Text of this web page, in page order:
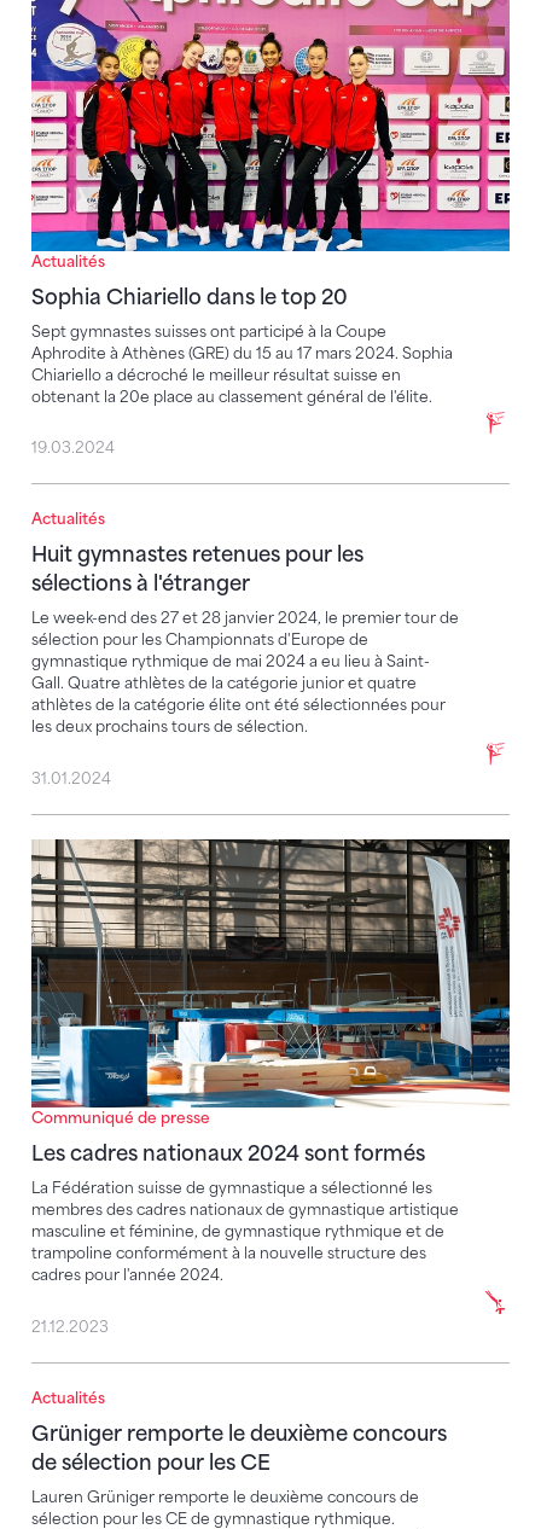
Actualités
Sophia Chiariello dans le top 20
Sept gymnastes suisses ont participé à la Coupe
Aphrodite à Athènes (GRE) du 15 au 17 mars 2024. Sophia
Chiariello a décroché le meilleur résultat suisse en
obtenant la 20e place au classement général de l'élite.
19.03.2024
Actualités
Huit gymnastes retenues pour les
sélections à l'étranger
Le week-end des 27 et 28 janvier 2024, le premier tour de
sélection pour les Championnats d'Europe de
gymnastique rythmique de mai 2024 a eu lieu à Saint-
Gall. Quatre athlètes de la catégorie junior et quatre
athlètes de la catégorie élite ont été sélectionnées pour
les deux prochains tours de sélection.
Huit gymnastes retenues pour les sélections à
31.01.2024
Communiqué de presse
Les cadres nationaux 2024 sont formés
La Fédération suisse de gymnastique a sélectionné les
membres des cadres nationaux de gymnastique artistique
masculine et féminine, de gymnastique rythmique et de
trampoline conformément à la nouvelle structure des
cadres pour l'année 2024.
Les cadres nationaux 2024 sont formés
21.12.2023
Actualités
Grüniger remporte le deuxième concours
de sélection pour les CE
Lauren Grüniger remporte le deuxième concours de
sélection pour les CE de gymnastique rythmique.
Grüniger remporte le deuxième concours de